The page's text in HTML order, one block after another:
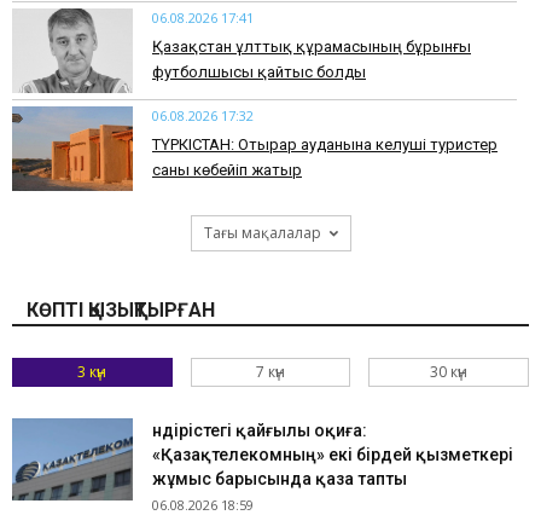
06.08.2026 17:41
Қазақстан ұлттық құрамасының бұрынғы
футболшысы қайтыс болды
06.08.2026 17:32
ТҮРКІСТАН: Отырар ауданына келуші туристер
саны көбейіп жатыр
Тағы мақалалар
КӨПТІ ҚЫЗЫҚТЫРҒАН
3 күн 7 күн 30 күн
Өндірістегі қайғылы оқиға:
«Қазақтелекомның» екі бірдей қызметкері
жұмыс барысында қаза тапты
06.08.2026 18:59